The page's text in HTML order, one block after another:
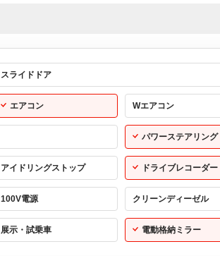
スライドドア
エアコン Wエアコン
パワーステアリング
アイドリングストップ ドライブレコーダー
100V電源 クリーンディーゼル
展示・試乗車 電動格納ミラー